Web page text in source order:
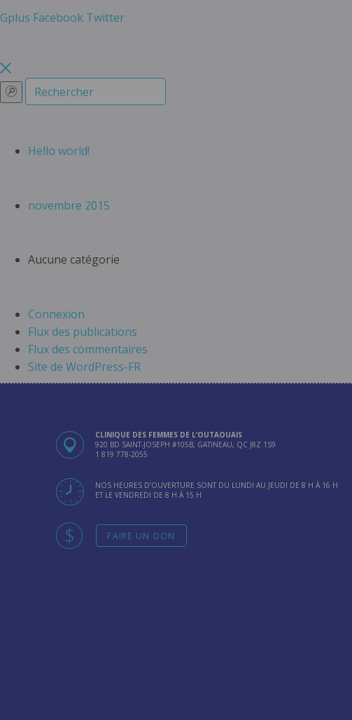
Gplus Facebook Twitter
Hello world!
novembre 2015
Aucune catégorie
Connexion
Flux des publications
Flux des commentaires
Site de WordPress-FR
CLINIQUE DES FEMMES DE L’OUTAOUAIS
920 BD SAINT-JOSEPH #105B, GATINEAU, QC J8Z 1S9
1 819 778-2055
NOS HEURES D’OUVERTURE SONT DU LUNDI AU JEUDI DE 8 H À 16 H
ET LE VENDREDI DE 8 H À 15 H
FAIRE UN DON